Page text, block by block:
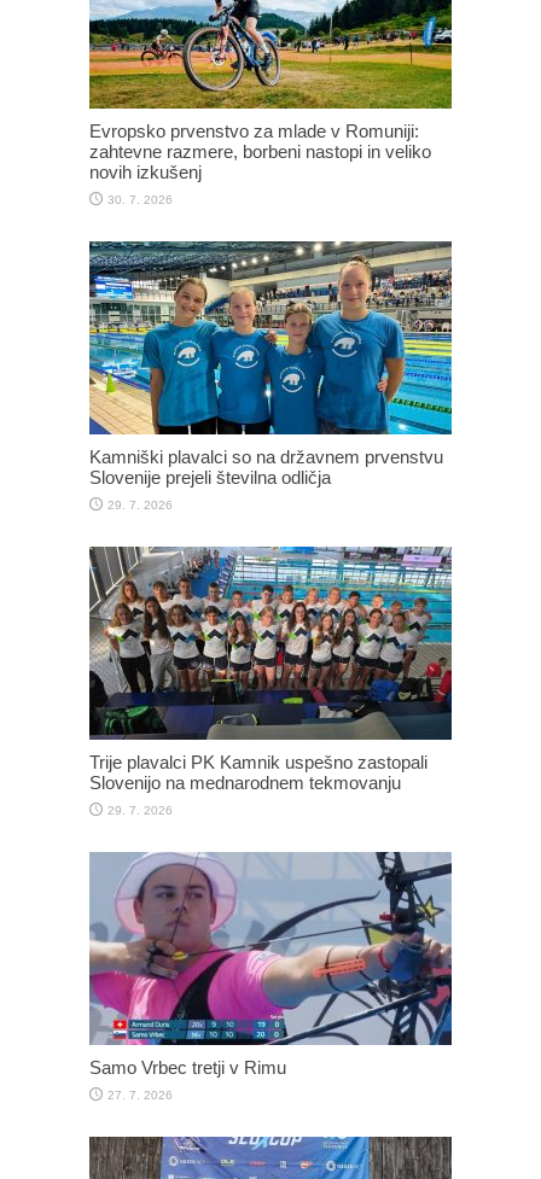
Evropsko prvenstvo za mlade v Romuniji:
zahtevne razmere, borbeni nastopi in veliko
novih izkušenj
30. 7. 2026
Kamniški plavalci so na državnem prvenstvu
Slovenije prejeli številna odličja
29. 7. 2026
Trije plavalci PK Kamnik uspešno zastopali
Slovenijo na mednarodnem tekmovanju
29. 7. 2026
Samo Vrbec tretji v Rimu
27. 7. 2026